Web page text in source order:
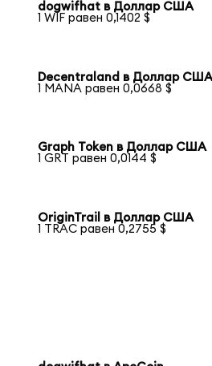
dogwifhat в Доллар США
1 WIF равен 0,1402 $
Decentraland в Доллар США
1 MANA равен 0,0668 $
Graph Token в Доллар США
1 GRT равен 0,0144 $
OriginTrail в Доллар США
1 TRAC равен 0,2755 $